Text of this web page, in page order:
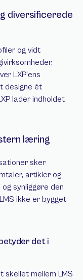
diversificerede
og vidt
LXP’ens
designe ét
lader indholdet
læring
sker
artikler og
synliggøre den
ikke er bygget
det i
skellet mellem LMS